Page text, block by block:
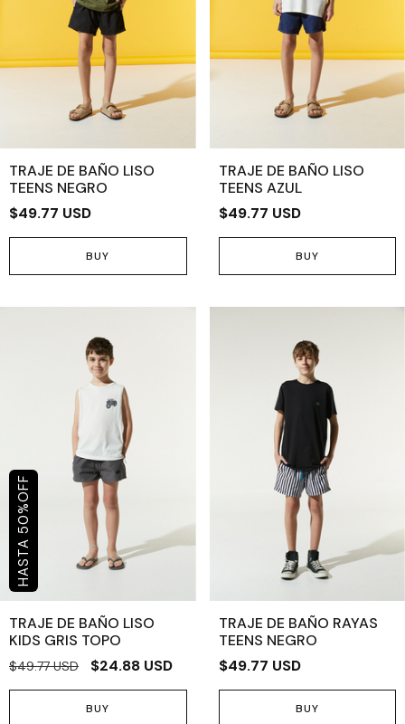
TRAJE DE BAÑO LISO
TEENS NEGRO
$49.77 USD
BUY
TRAJE DE BAÑO LISO
TEENS AZUL
$49.77 USD
BUY
50
%
OFF
TRAJE DE BAÑO LISO
KIDS GRIS TOPO
$49.77 USD $24.88 USD
BUY
TRAJE DE BAÑO RAYAS
TEENS NEGRO
$49.77 USD
BUY